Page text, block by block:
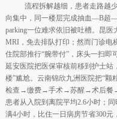
流程拆解越细，患者走路越
向集中，同一楼层完成抽血—B超
parking一位难求依旧被吐槽。昆医
MRI，免去排队打印；然而门诊电
住院部推行“腕带付”，床头一扫即
延安医院把医保审核前移到护士站
楼”尴尬。云南锦欣九洲医院把“
检查→缴费→手术→苏醒→术后餐→
患者从入院到离院平均2.6小时；
满4小时，比住一日病房节省300元